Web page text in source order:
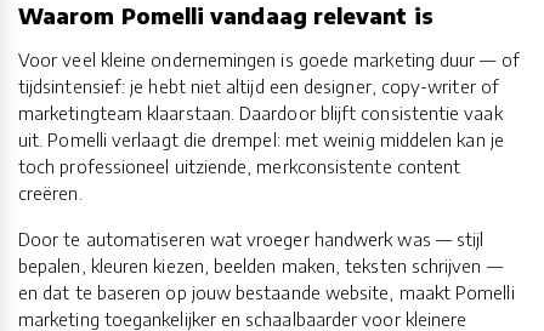
Waarom Pomelli vandaag relevant is
Voor veel kleine ondernemingen is goede marketing duur — of
tijdsintensief: je hebt niet altijd een designer, copy-writer of
marketingteam klaarstaan. Daardoor blijft consistentie vaak
uit. Pomelli verlaagt die drempel: met weinig middelen kan je
toch professioneel uitziende, merkconsistente content
creëren.
Door te automatiseren wat vroeger handwerk was — stijl
bepalen, kleuren kiezen, beelden maken, teksten schrijven —
en dat te baseren op jouw bestaande website, maakt Pomelli
marketing toegankelijker en schaalbaarder voor kleinere